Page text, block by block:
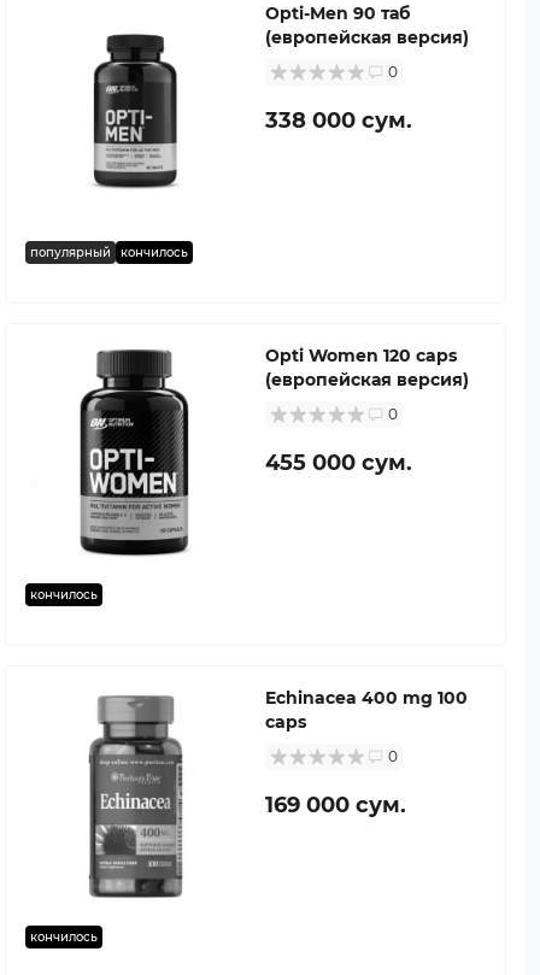
популярный кончилось
Opti-Men 90 таб
(европейская версия)
0
338 000 сум.
кончилось
Opti Women 120 caps
(европейская версия)
0
455 000 сум.
кончилось
Echinacea 400 mg 100
caps
0
169 000 сум.